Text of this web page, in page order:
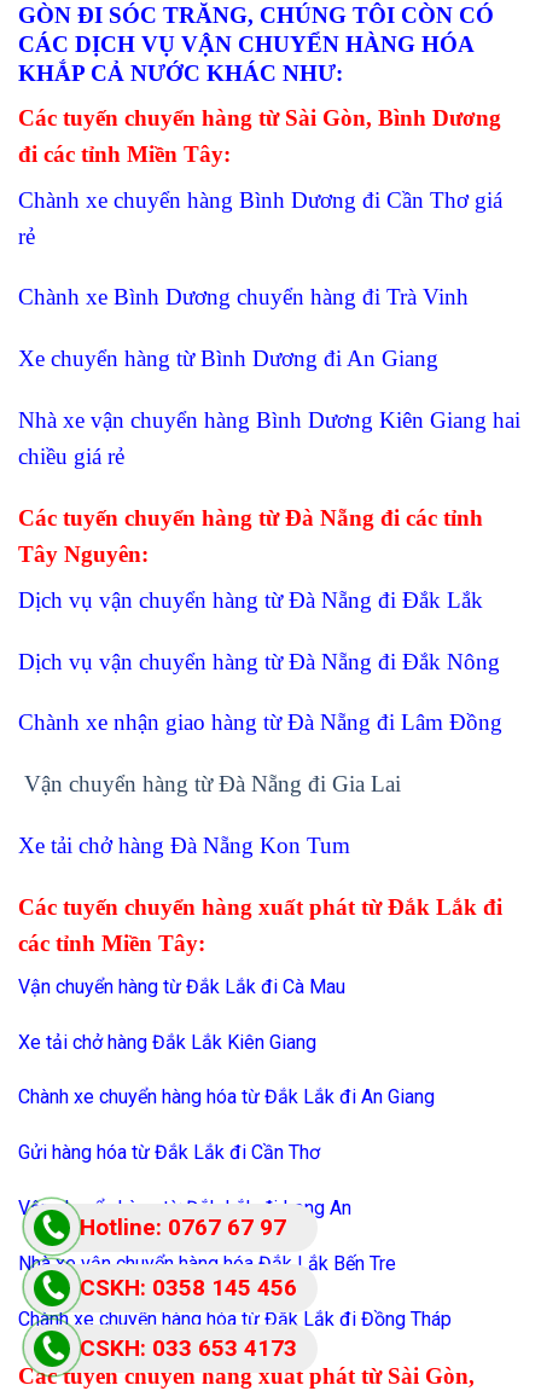
GÒN ĐI SÓC TRĂNG, CHÚNG TÔI CÒN CÓ
CÁC DỊCH VỤ VẬN CHUYỂN HÀNG HÓA
KHẮP CẢ NƯỚC KHÁC NHƯ:
Các tuyến chuyển hàng từ Sài Gòn, Bình Dương
đi các tỉnh Miền Tây:
Chành xe chuyển hàng Bình Dương đi Cần Thơ giá
rẻ
Chành xe Bình Dương chuyển hàng đi Trà Vinh
Xe chuyển hàng từ Bình Dương đi An Giang
Nhà xe vận chuyển hàng Bình Dương Kiên Giang hai
chiều giá rẻ
Các tuyến chuyển hàng từ Đà Nẵng đi các tỉnh
Tây Nguyên:
Dịch vụ vận chuyển hàng từ Đà Nẵng đi Đắk Lắk
Dịch vụ vận chuyển hàng từ Đà Nẵng đi Đắk Nông
Chành xe nhận giao hàng từ Đà Nẵng đi Lâm Đồng
Vận chuyển hàng từ Đà Nẵng đi Gia Lai
Xe tải chở hàng Đà Nẵng Kon Tum
Các tuyến chuyển hàng xuất phát từ Đắk Lắk đi
các tỉnh Miền Tây:
Vận chuyển hàng từ Đắk Lắk đi Cà Mau
Xe tải chở hàng Đắk Lắk Kiên Giang
Chành xe chuyển hàng hóa từ Đắk Lắk đi An Giang
Gửi hàng hóa từ Đắk Lắk đi Cần Thơ
Vận chuyển hàng từ Đắk Lắk đi Long An
Nhà xe vận chuyển hàng hóa Đắk Lắk Bến Tre
Chành xe chuyển hàng hóa từ Đắk Lắk đi Đồng Tháp
Các tuyến chuyển hàng xuất phát từ Sài Gòn,
Hotline: 0767 67 97
87
CSKH: 033 653 4173
CSKH: 0358 145 456